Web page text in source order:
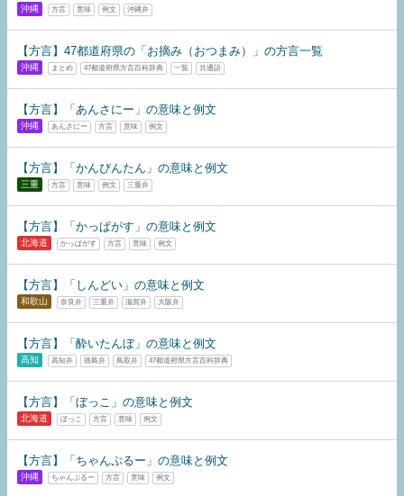
沖縄 方言 意味 例文 沖縄弁
【方言】47都道府県の「お摘み（おつまみ）」の方言一覧
沖縄 まとめ 47都道府県方言百科辞典 一覧 共通語
【方言】「あんさにー」の意味と例文
沖縄 あんさにー 方言 意味 例文
【方言】「かんぴんたん」の意味と例文
三重 方言 意味 例文 三重弁
【方言】「かっぱがす」の意味と例文
北海道 かっぱがす 方言 意味 例文
【方言】「しんどい」の意味と例文
和歌山 奈良弁 三重弁 滋賀弁 大阪弁
【方言】「酔いたんぼ」の意味と例文
高知 高知弁 徳島弁 鳥取弁 47都道府県方言百科辞典
【方言】「ぼっこ」の意味と例文
北海道 ぼっこ 方言 意味 例文
【方言】「ちゃんぷるー」の意味と例文
沖縄 ちゃんぷるー 方言 意味 例文